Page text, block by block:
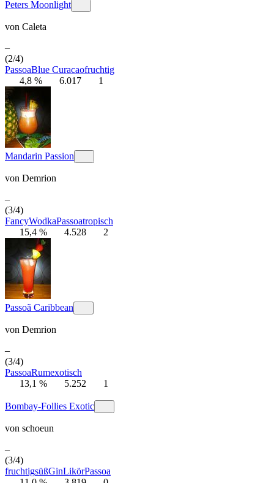
Peters Moonlight
von Caleta
–
(2/4)
PassoaBlue Curacaofruchtig
4,8 %
6.017 1
Mandarin Passion
von Demrion
–
(3/4)
FancyWodkaPassoatropisch
15,4 %
4.528 2
Passoã Caribbean
von Demrion
–
(3/4)
PassoaRumexotisch
13,1 %
5.252 1
Bombay-Follies Exotic
von schoeun
–
(3/4)
fruchtigsüßGinLikörPassoa